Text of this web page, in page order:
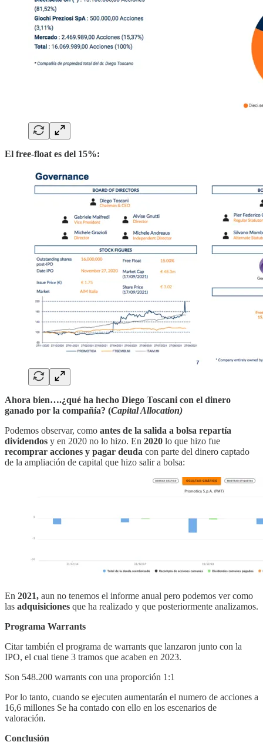
El free-float es del 15%:
Ahora bien….¿qué ha hecho Diego Toscani con el dinero
ganado por la compañía? (Capital Allocation)
Podemos observar, como antes de la salida a bolsa repartía
dividendos y en 2020 no lo hizo. En 2020 lo que hizo fue
recomprar acciones y pagar deuda con parte del dinero captado
de la ampliación de capital que hizo salir a bolsa:
En 2021, aun no tenemos el informe anual pero podemos ver como
las adquisiciones que ha realizado y que posteriormente analizamos.
Programa Warrants
Citar también el programa de warrants que lanzaron junto con la
IPO, el cual tiene 3 tramos que acaben en 2023.
Son 548.200 warrants con una proporción 1:1
Por lo tanto, cuando se ejecuten aumentarán el numero de acciones a
16,6 millones Se ha contado con ello en los escenarios de
valoración.
Conclusión